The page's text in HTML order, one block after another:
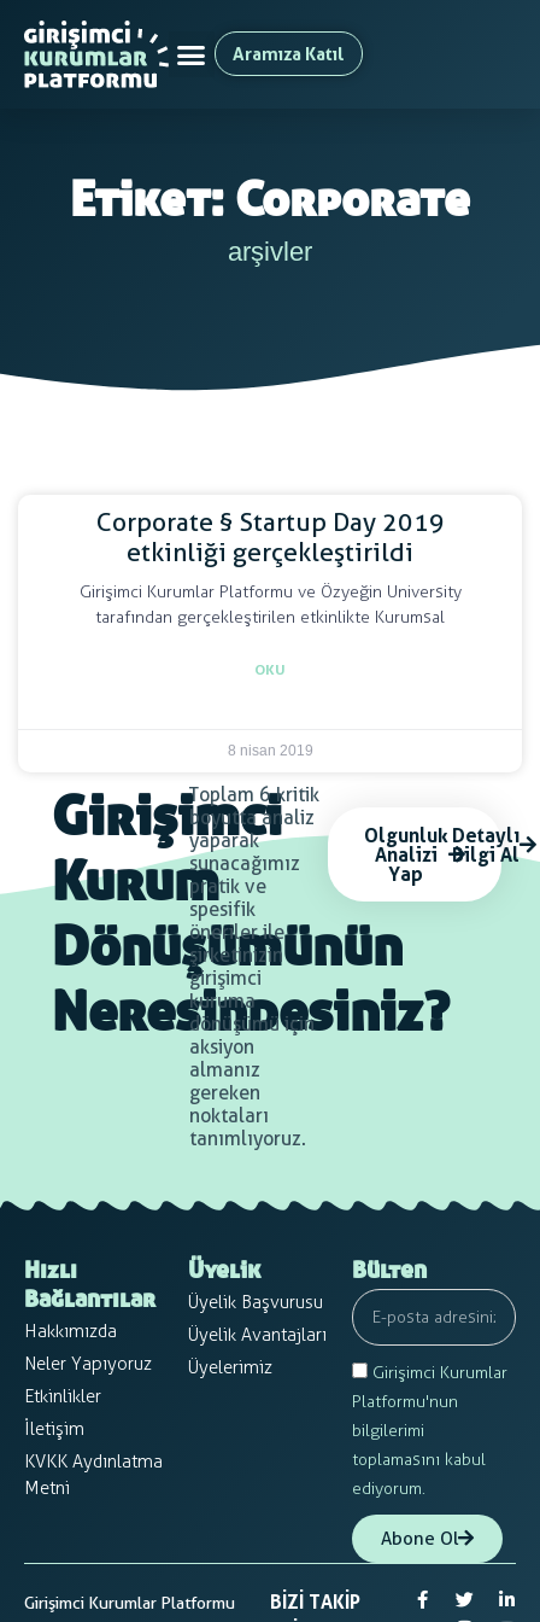
Aramıza Katıl
Etiket: Corporate
arşivler
Corporate § Startup Day 2019
etkinliği gerçekleştirildi
Girişimci Kurumlar Platformu ve Özyeğin University
tarafından gerçekleştirilen etkinlikte Kurumsal
OKU
8 nisan 2019
Girişimci
Kurum
Dönüşümünün
Neresindesiniz?
Toplam 6 kritik
boyutta analiz
yaparak
sunacağımız
pratik ve
spesifik
öneriler ile
şirketinizin
girişimci
kuruma
dönüşümü için
aksiyon
almanız
gereken
noktaları
tanımlıyoruz.
Olgunluk
Analizi
Yap
Detaylı
Bilgi Al
Hızlı
Bağlantılar
Hakkımızda
Neler Yapıyoruz
Etkinlikler
İletişim
KVKK Aydınlatma
Metni
Üyelik
Üyelik Başvurusu
Üyelik Avantajları
Üyelerimiz
Bülten
Girişimci Kurumlar
Platformu'nun
bilgilerimi
toplamasını kabul
ediyorum.
Abone Ol
Girişimci Kurumlar Platformu
BIZI TAKIP